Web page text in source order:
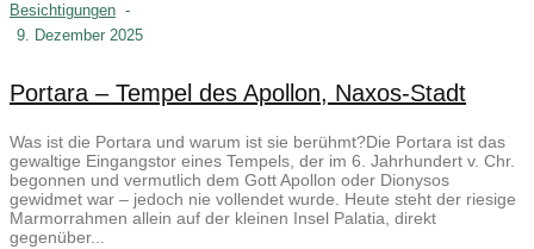
Besichtigungen -
9. Dezember 2025
Portara – Tempel des Apollon, Naxos-Stadt
Was ist die Portara und warum ist sie berühmt?Die Portara ist das
gewaltige Eingangstor eines Tempels, der im 6. Jahrhundert v. Chr.
begonnen und vermutlich dem Gott Apollon oder Dionysos
gewidmet war – jedoch nie vollendet wurde. Heute steht der riesige
Marmorrahmen allein auf der kleinen Insel Palatia, direkt
gegenüber...